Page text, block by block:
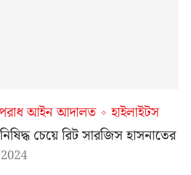
আইন আদালত
হাইলাইটস
চেয়ে রিট সারজিস হাসনাতের